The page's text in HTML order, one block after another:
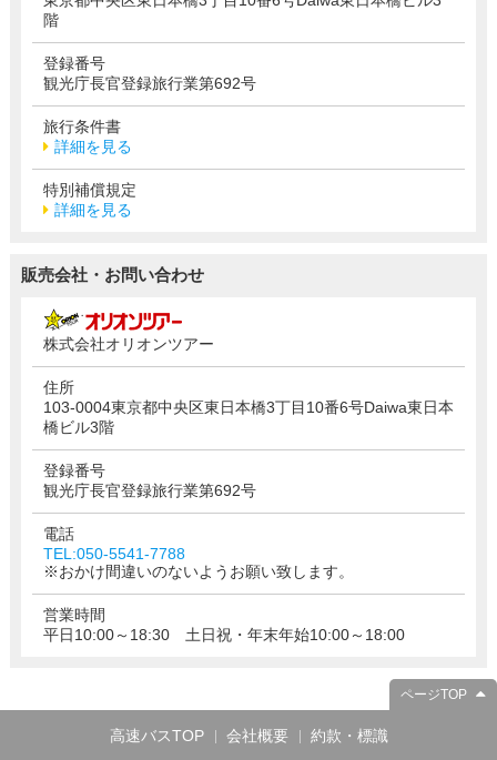
階
登録番号
観光庁長官登録旅行業第692号
旅行条件書
詳細を見る
特別補償規定
詳細を見る
販売会社・お問い合わせ
株式会社オリオンツアー
住所
103-0004東京都中央区東日本橋3丁目10番6号Daiwa東日本
橋ビル3階
登録番号
観光庁長官登録旅行業第692号
電話
TEL:050-5541-7788
※おかけ間違いのないようお願い致します。
営業時間
平日10:00～18:30 土日祝・年末年始10:00～18:00
ページTOP
高速バスTOP 会社概要 約款・標識